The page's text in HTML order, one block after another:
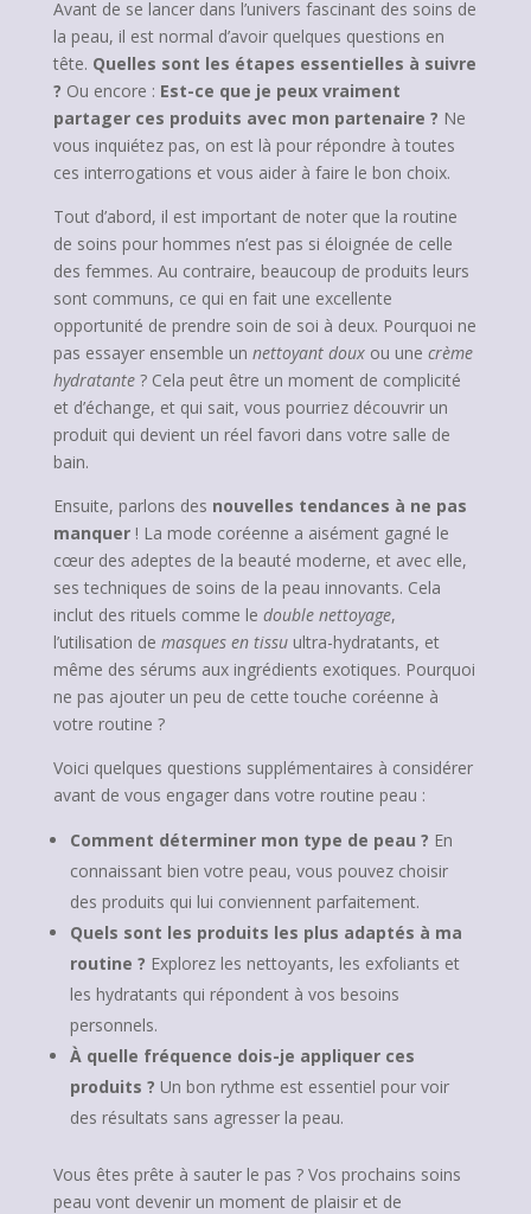
Avant de se lancer dans l’univers fascinant des soins de
la peau, il est normal d’avoir quelques questions en
tête. Quelles sont les étapes essentielles à suivre
? Ou encore : Est-ce que je peux vraiment
partager ces produits avec mon partenaire ? Ne
vous inquiétez pas, on est là pour répondre à toutes
ces interrogations et vous aider à faire le bon choix.
Tout d’abord, il est important de noter que la routine
de soins pour hommes n’est pas si éloignée de celle
des femmes. Au contraire, beaucoup de produits leurs
sont communs, ce qui en fait une excellente
opportunité de prendre soin de soi à deux. Pourquoi ne
pas essayer ensemble un nettoyant douxou une crème
hydratante? Cela peut être un moment de complicité
et d’échange, et qui sait, vous pourriez découvrir un
produit qui devient un réel favori dans votre salle de
bain.
Ensuite, parlons des nouvelles tendances à ne pas
manquer! La mode coréenne a aisément gagné le
cœur des adeptes de la beauté moderne, et avec elle,
ses techniques de soins de la peau innovants. Cela
inclut des rituels comme le double nettoyage,
l’utilisation de masques en tissuultra-hydratants, et
même des sérums aux ingrédients exotiques. Pourquoi
ne pas ajouter un peu de cette touche coréenne à
votre routine ?
Voici quelques questions supplémentaires à considérer
avant de vous engager dans votre routine peau :
Comment déterminer mon type de peau ? En
connaissant bien votre peau, vous pouvez choisir
des produits qui lui conviennent parfaitement.
Quels sont les produits les plus adaptés à ma
routine ? Explorez les nettoyants, les exfoliants et
les hydratants qui répondent à vos besoins
personnels.
À quelle fréquence dois-je appliquer ces
produits ? Un bon rythme est essentiel pour voir
des résultats sans agresser la peau.
Vous êtes prête à sauter le pas ? Vos prochains soins
peau vont devenir un moment de plaisir et de